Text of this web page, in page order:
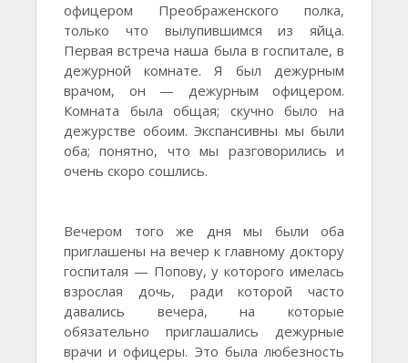
офицером Преображенского полка,
только что вылупившимся из яйца.
Первая встреча наша была в госпитале, в
дежурной комнате. Я был дежурным
врачом, он — дежурным офицером.
Комната была общая; скучно было на
дежурстве обоим. Экспансивны мы были
оба; понятно, что мы разговорились и
очень скоро сошлись.
Вечером того же дня мы были оба
приглашены на вечер к главному доктору
госпиталя — Попову, у которого имелась
взрослая дочь, ради которой часто
давались вечера, на которые
обязательно приглашались дежурные
врачи и офицеры. Это была любезность